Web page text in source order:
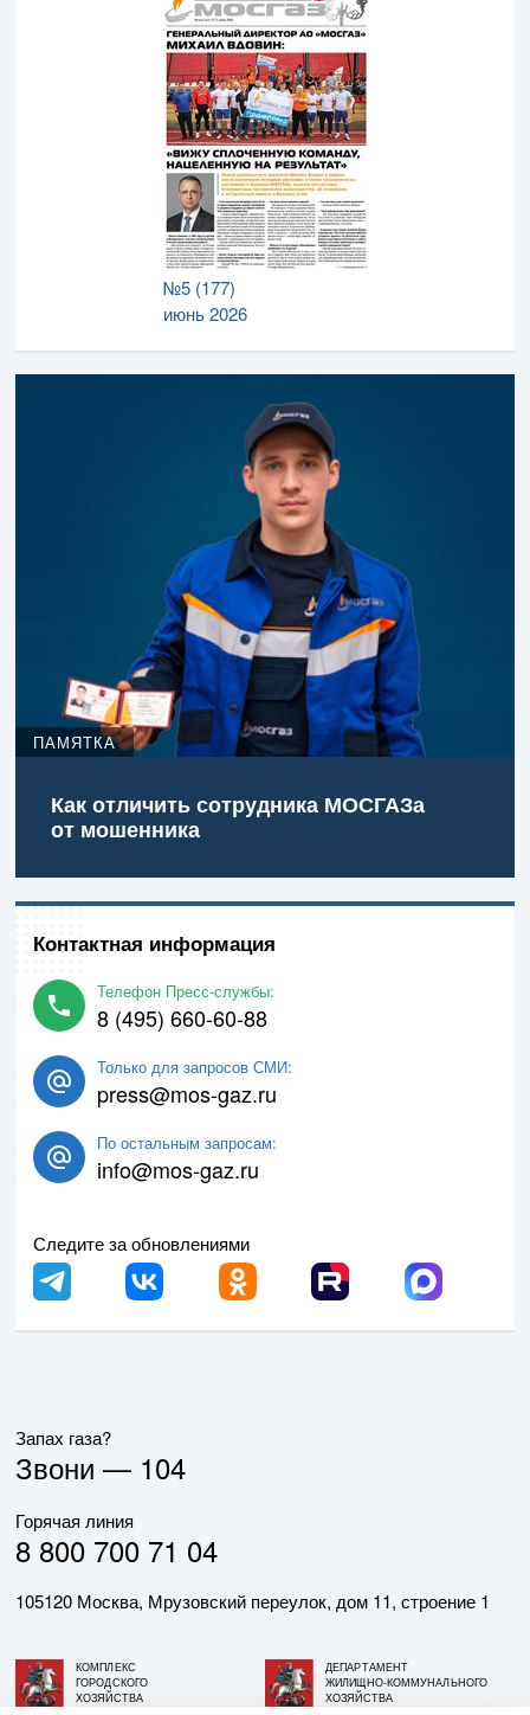
№5 (177)
июнь 2026
ПАМЯТКА
Как отличить сотрудника МОСГАЗа
от мошенника
Контактная информация
Телефон Пресс-службы:
8 (495) 660-60-88
Только для запросов СМИ:
press@mos-gaz.ru
По остальным запросам:
info@mos-gaz.ru
Следите за обновлениями
Запах газа?
Звони — 104
Горячая линия
8 800 700 71 04
105120 Москва, Мрузовский переулок, дом 11, строение 1
КОМПЛЕКС
ГОРОДСКОГО
ХОЗЯЙСТВА
ДЕПАРТАМЕНТ
ЖИЛИЩНО-КОММУНАЛЬНОГО
ХОЗЯЙСТВА